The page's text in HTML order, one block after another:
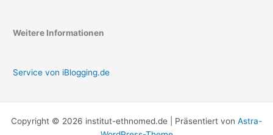
Weitere Informationen
Service von iBlogging.de
Copyright © 2026 institut-ethnomed.de | Präsentiert von Astra-